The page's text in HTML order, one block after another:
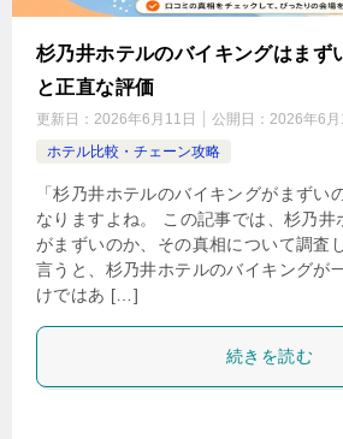
杉乃井ホテルのバイキングはまず
と正直な評価
更新日： 2026年6月11日 公開日： 2026年6月
ホテル比較・チェーン攻略
「杉乃井ホテルのバイキングがまずい
なりますよね。 この記事では、杉乃井
がまずいのか、その真相について調査
言うと、杉乃井ホテルのバイキングが
けではあ […]
続きを読む